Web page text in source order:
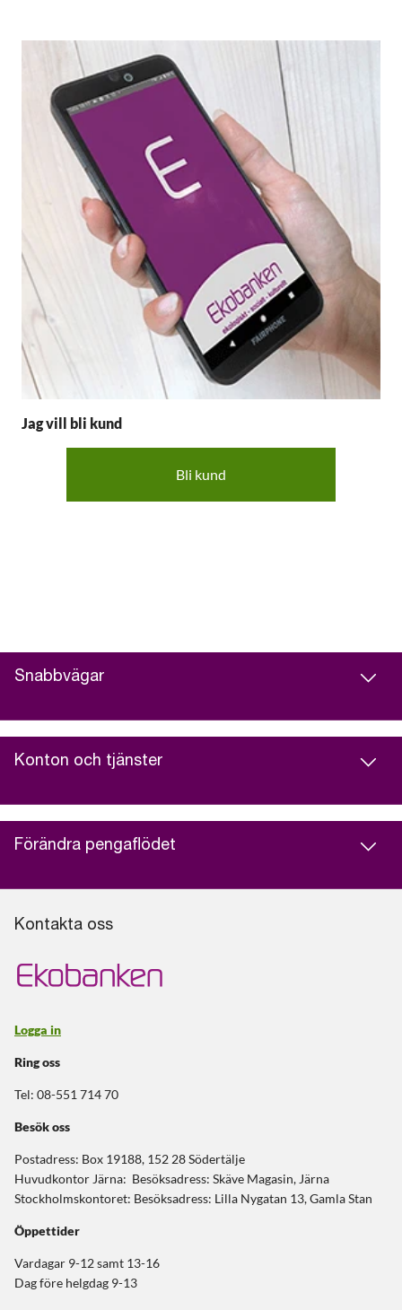
Jag vill bli kund
Bli kund
Snabbvägar
Konton och tjänster
Förändra pengaflödet
Kontakta oss
Logga in
Ring oss
Tel: 08-551 714 70
Besök oss
Postadress: Box 19188, 152 28 Södertälje
Huvudkontor Järna: Besöksadress: Skäve Magasin, Järna
Stockholmskontoret: Besöksadress: Lilla Nygatan 13, Gamla Stan
Öppettider
Vardagar 9-12 samt 13-16
Dag före helgdag 9-13